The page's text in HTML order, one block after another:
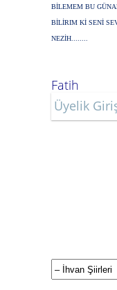
BİLEMEM BU
BİLİRIM Kİ SENİ
NEZİH........
Fatih
Üyelik